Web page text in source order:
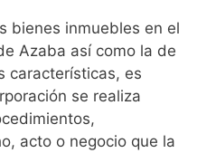
bienes inmuebles en el
Azaba así como la de
características, es
se realiza
acto o negocio que la